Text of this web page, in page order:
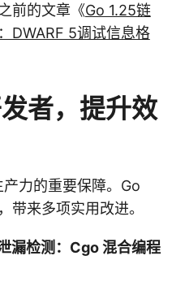
前的文章《Go 1.25链
DWARF 5调试信息格
者，提升效
力的重要保障。Go
带来多项实用改进。
漏检测：Cgo 混合编程